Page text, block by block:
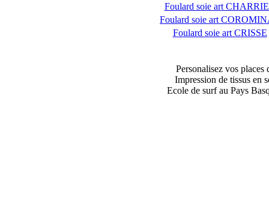
Foulard soie art
Foulard soie art
Foulard soie art CRISSE
Personalisez vos places
Impression de tissus en
Ecole de surf au Pays